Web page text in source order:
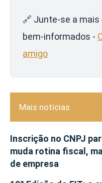
🔗 Junte-se a
bem-informados -
amigo
Mais notícias
Inscrição no CNPJ
muda rotina fiscal,
de empresa